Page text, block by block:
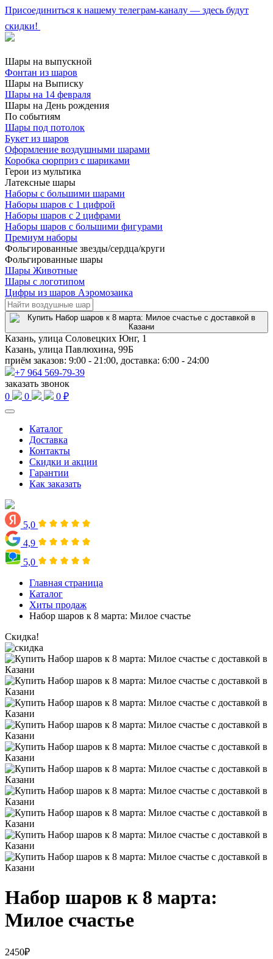
Присоединиться к нашему телеграм-каналу — здесь будут
скидки!
Шары на выпускной
Фонтан из шаров
Шары на Выписку
Шары на 14 февраля
Шары на День рождения
По событиям
Шары под потолок
Букет из шаров
Оформление воздушными шарами
Коробка сюрприз с шариками
Герои из мультика
Латексные шары
Наборы с большими шарами
Наборы шаров с 1 цифрой
Наборы шаров с 2 цифрами
Наборы шаров с большими фигурами
Премиум наборы
Фольгированные звезды/сердца/круги
Фольгированные шары
Шары Животные
Шары с логотипом
Цифры из шаров Аэромозаика
Казань, улица Соловецких Юнг, 1
Казань, улица Павлюхина, 99Б
приём заказов: 9:00 - 21:00, доставка: 6:00 - 24:00
+7 964 569-79-39
заказать звонок
0
0 0 ₽
Каталог
Доставка
Контакты
Скидки и акции
Гарантии
Как заказать
5,0
4,9
5,0
Главная страница
Каталог
Хиты продаж
Набор шаров к 8 марта: Милое счастье
Скидка!
Набор шаров к 8 марта:
Милое счастье
2450₽